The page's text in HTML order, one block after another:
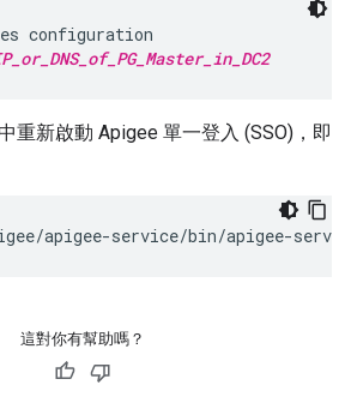
configuration
重新啟動 Apigee 單一登入 (SSO)，即
apigee-service/bin/apigee-
這對你有幫助嗎？